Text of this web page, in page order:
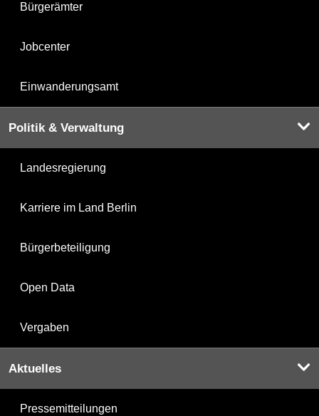
Bürgerämter
Jobcenter
Einwanderungsamt
Politik & Verwaltung
Landesregierung
Karriere im Land Berlin
Bürgerbeteiligung
Open Data
Vergaben
Aktuelles
Pressemitteilungen